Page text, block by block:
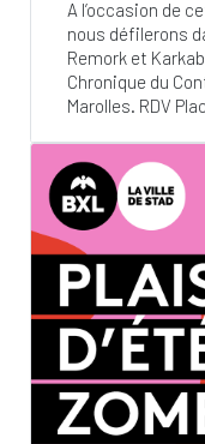
A l’occasion de
nous défilerons
Remork et
Chronique du
Marolles. RDV